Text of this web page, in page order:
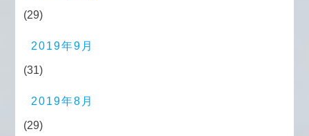
(29)
2019年9月
(31)
2019年8月
(29)